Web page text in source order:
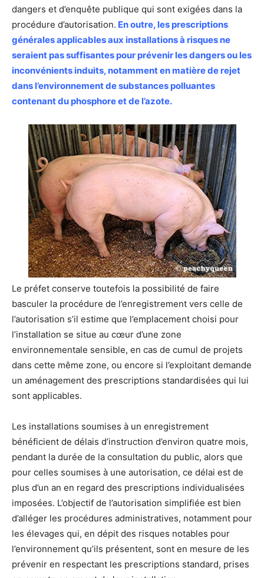
dangers et d’enquête publique qui sont exigées dans la
procédure d’autorisation. En outre, les prescriptions
générales applicables aux installations à risques ne
seraient pas suffisantes pour prévenir les dangers ou les
inconvénients induits, notamment en matière de rejet
dans l’environnement de substances polluantes
contenant du phosphore et de l’azote.
Le préfet conserve toutefois la possibilité de faire
basculer la procédure de l’enregistrement vers celle de
l’autorisation s’il estime que l’emplacement choisi pour
l’installation se situe au cœur d’une zone
environnementale sensible, en cas de cumul de projets
dans cette même zone, ou encore si l’exploitant demande
un aménagement des prescriptions standardisées qui lui
sont applicables.
Les installations soumises à un enregistrement
bénéficient de délais d’instruction d’environ quatre mois,
pendant la durée de la consultation du public, alors que
pour celles soumises à une autorisation, ce délai est de
plus d’un an en regard des prescriptions individualisées
imposées. L’objectif de l’autorisation simplifiée est bien
d’alléger les procédures administratives, notamment pour
les élevages qui, en dépit des risques notables pour
l’environnement qu’ils présentent, sont en mesure de les
prévenir en respectant les prescriptions standard, prises